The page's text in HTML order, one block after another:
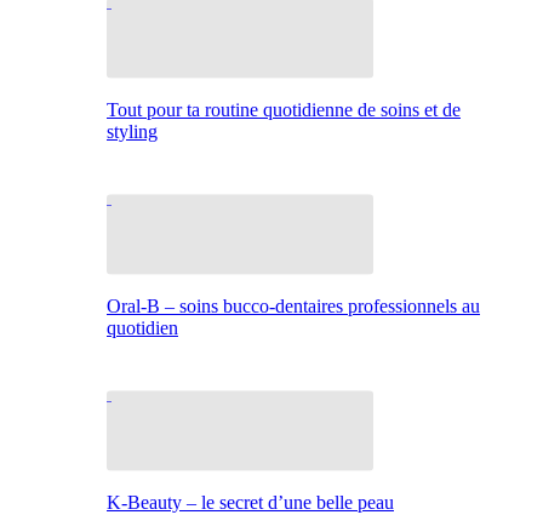
Tout pour ta routine quotidienne de soins et de
styling
Oral-B – soins bucco-dentaires professionnels au
quotidien
K-Beauty – le secret d’une belle peau